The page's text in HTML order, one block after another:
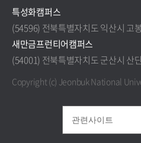
특성화캠퍼스
(54596) 전북특별자치도 익산시 고
새만금프런티어캠퍼스
(54001) 전북특별자치도 군산시 산
Copyright (c) Jeonbuk National